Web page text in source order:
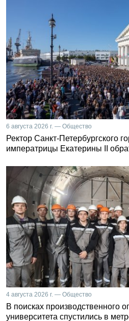
6 августа 2026 г. — Общество
Ректор Санкт-Петербургского
императрицы Екатерины II
4 августа 2026 г. — Общество
В поисках производственного
университета спустились в